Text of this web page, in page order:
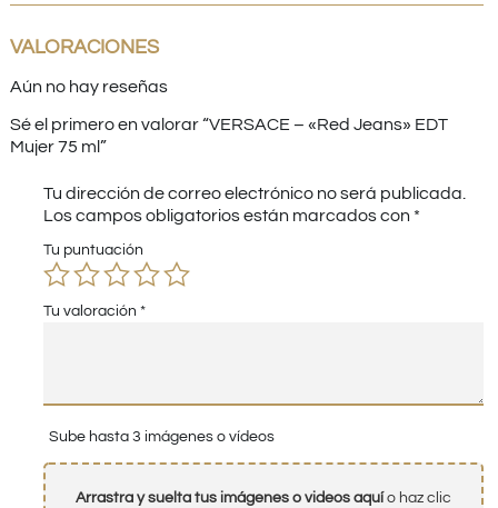
VALORACIONES
Aún no hay reseñas
Sé el primero en valorar “VERSACE – «Red Jeans» EDT
Mujer 75 ml”
Tu dirección de correo electrónico no será publicada.
Los campos obligatorios están marcados con *
Tu puntuación
Tu valoración *
Sube hasta 3 imágenes o vídeos
Arrastra y suelta tus imágenes o videos aquío haz clic